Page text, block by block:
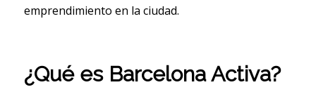
emprendimiento en la ciudad.
¿Qué es Barcelona Activa?